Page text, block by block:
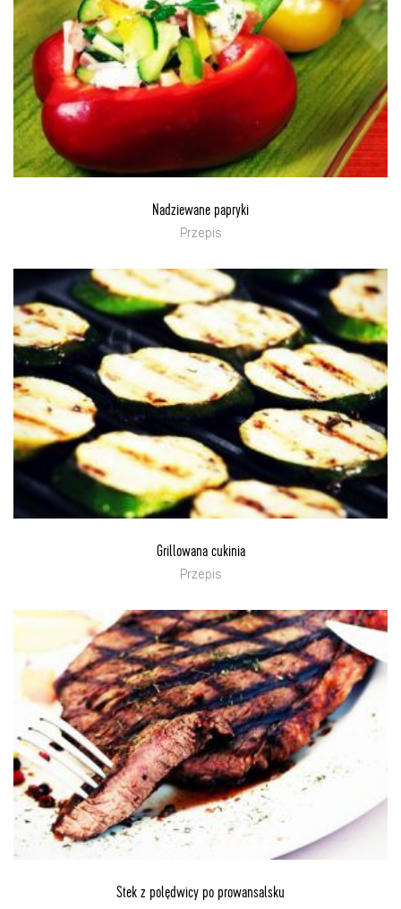
Nadziewane papryki
Przepis
Grillowana cukinia
Przepis
Stek z polędwicy po prowansalsku